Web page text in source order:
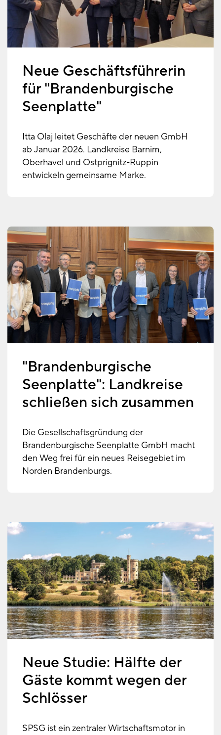
Neue Geschäftsführerin
für "Brandenburgische
Seenplatte"
Itta Olaj leitet Geschäfte der neuen GmbH
ab Januar 2026. Landkreise Barnim,
Oberhavel und Ostprignitz-Ruppin
entwickeln gemeinsame Marke.
"Brandenburgische
Seenplatte": Landkreise
schließen sich zusammen
Die Gesellschaftsgründung der
Brandenburgische Seenplatte GmbH macht
den Weg frei für ein neues Reisegebiet im
Norden Brandenburgs.
Neue Studie: Hälfte der
Gäste kommt wegen der
Schlösser
SPSG ist ein zentraler Wirtschaftsmotor in